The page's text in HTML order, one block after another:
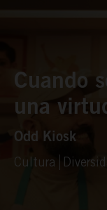
Cuando
una
Odd Kiosk
Cultura